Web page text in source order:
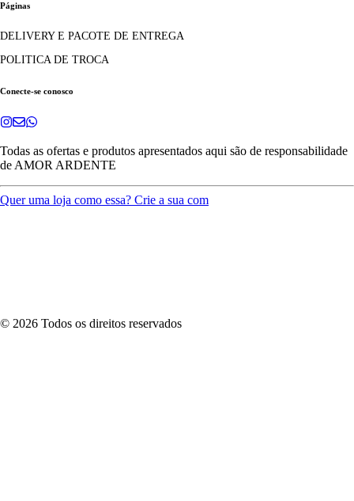
Páginas
DELIVERY E PACOTE DE ENTREGA
POLITICA DE TROCA
Conecte-se conosco
Todas as ofertas e produtos apresentados aqui são de responsabilidade
de AMOR ARDENTE
Quer uma loja como essa? Crie a sua com
© 2026 Todos os direitos reservados